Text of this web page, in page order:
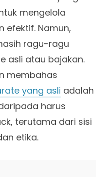
mengelola
efektif. Namun,
ragu-ragu
asli atau bajakan.
membahas
yang asli adalah
harus
terutama dari sisi
etika.